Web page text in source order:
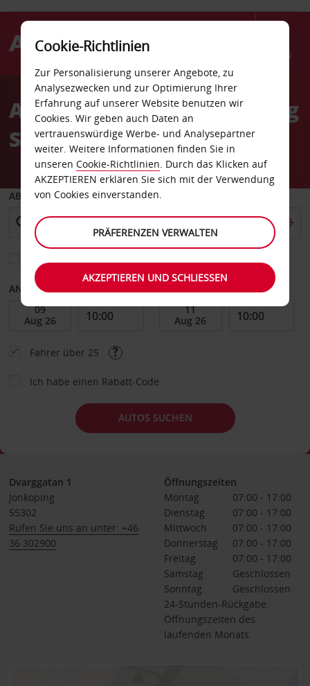
Menü
AvisAutovermietung Jönköping
Stadt
ABHOLEN VON
ANFANGSDATUM
Fahrer über 25
Ich habe einen Rabatt-Code
AUTOS SUCHEN
Dvarggatan 1
Jonkoping
55302
Rufen Sie uns an unter: +46
36 302900
Öffnungszeiten
Montag
07:00 - 17:00
Dienstag
07:00 - 17:00
Mittwoch
07:00 - 17:00
Donnerstag
07:00 - 17:00
Freitag
07:00 - 17:00
Samstag
Geschlossen
Sonntag
Geschlossen
24-Stunden-Rückgabe.
Öffnungszeiten des
laufenden Monats.
Cookie-Richtlinien
Zur Personalisierung unserer Angebote, zu
Analysezwecken und zur Optimierung Ihrer
Erfahrung auf unserer Website benutzen wir
Cookies. Wir geben auch Daten an
vertrauenswürdige Werbe- und Analysepartner
weiter. Weitere Informationen finden Sie in
unseren Cookie-Richtlinien. Durch das Klicken auf
AKZEPTIEREN erklären Sie sich mit der Verwendung
von Cookies einverstanden.
PRÄFERENZEN VERWALTEN
AKZEPTIEREN UND SCHLIESSEN